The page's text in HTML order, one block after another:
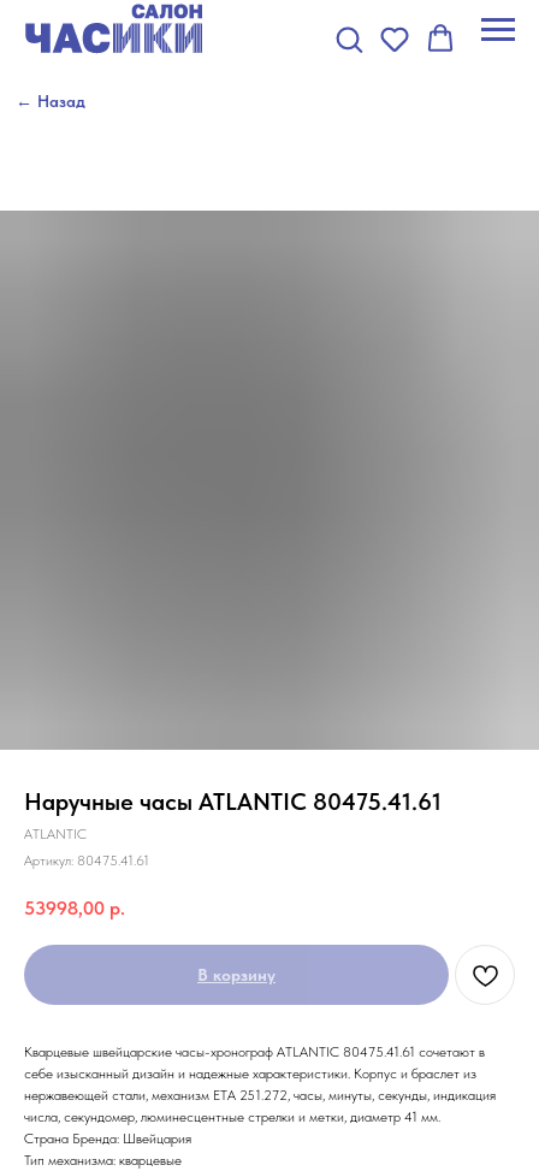
← Назад
Наручные часы ATLANTIC 80475.41.61
ATLANTIC
Артикул: 80475.41.61
53998,00 р.
В корзину
Кварцевые швейцарские часы-хронограф ATLANTIC 80475.41.61 сочетают в
себе изысканный дизайн и надежные характеристики. Корпус и браслет из
нержавеющей стали, механизм ETA 251.272, часы, минуты, секунды, индикация
числа, секундомер, люминесцентные стрелки и метки, диаметр 41 мм.
Страна Бренда: Швейцария
Тип механизма: кварцевые